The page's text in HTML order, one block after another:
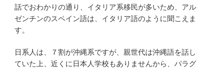
話でおわかりの通り、イタリア系移民が多いため、アル
ゼンチンのスペイン語は、イタリア語のように聞こえま
す。
日系人は、７割が沖縄系ですが、親世代は沖縄語を話し
ていた上、近くに日本人学校もありませんから、パラグ